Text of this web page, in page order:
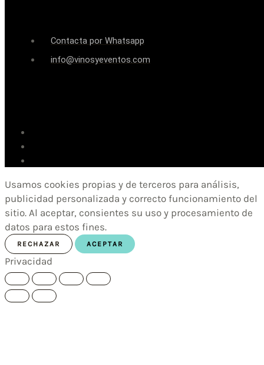
Contacta por Whatsapp
info@vinosyeventos.com
Usamos cookies propias y de terceros para análisis,
publicidad personalizada y correcto funcionamiento del
sitio. Al aceptar, consientes su uso y procesamiento de
datos para estos fines.
RECHAZAR ACEPTAR
Privacidad